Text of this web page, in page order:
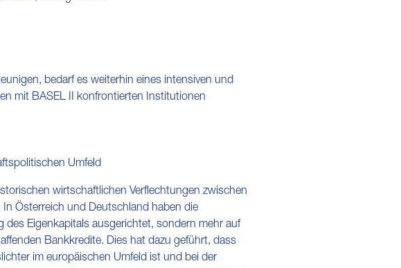
bedarf es weiterhin eines intensiven und
mit BASEL II konfrontierten Institutionen
Umfeld
wirtschaftlichen Verflechtungen zwischen
Österreich und Deutschland haben die
Eigenkapitals ausgerichtet, sondern mehr auf
Bankkredite. Dies hat dazu geführt, dass
im europäischen Umfeld ist und bei der